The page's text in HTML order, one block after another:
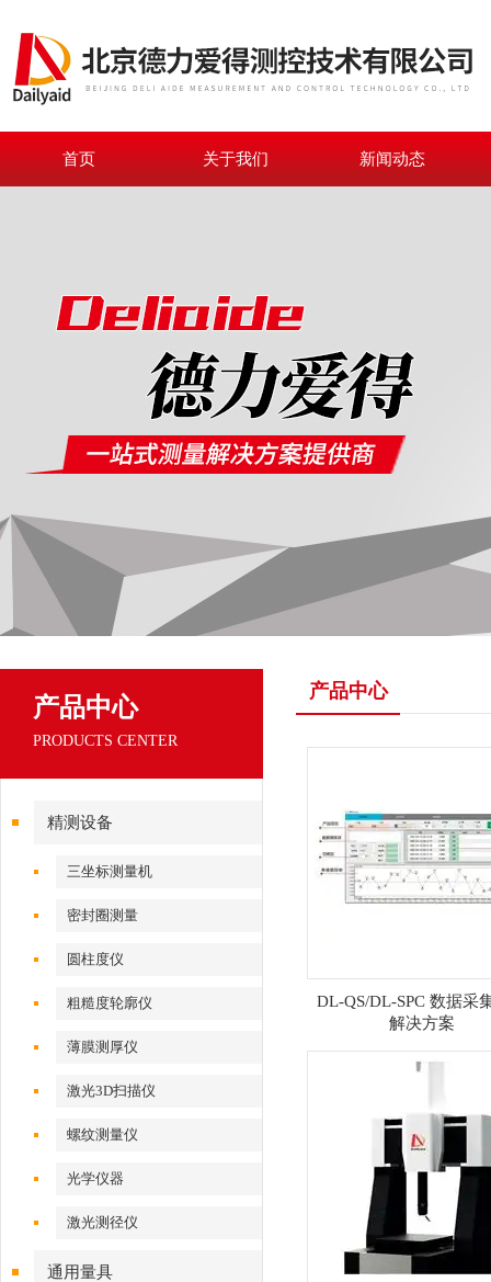
首页 关于我们 新闻动态
产品中心
PRODUCTS CENTER
精测设备
三坐标测量机
密封圈测量
圆柱度仪
粗糙度轮廓仪
薄膜测厚仪
激光3D扫描仪
螺纹测量仪
光学仪器
激光测径仪
通用量具
产品中心
DL-QS/DL-SPC 数据采
解决方案